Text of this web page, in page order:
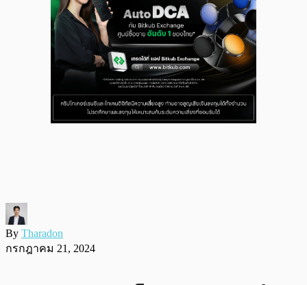
By Tharadon
กรกฎาคม 21, 2024